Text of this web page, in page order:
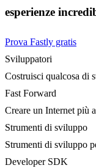
esperienze
Prova Fastly gratis
Sviluppatori
Costruisci qualcosa di
Fast Forward
Creare un Internet più
Strumenti di sviluppo
Strumenti di sviluppo
Developer SDK